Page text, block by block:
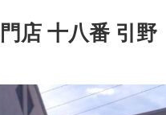
店 十八番 引野